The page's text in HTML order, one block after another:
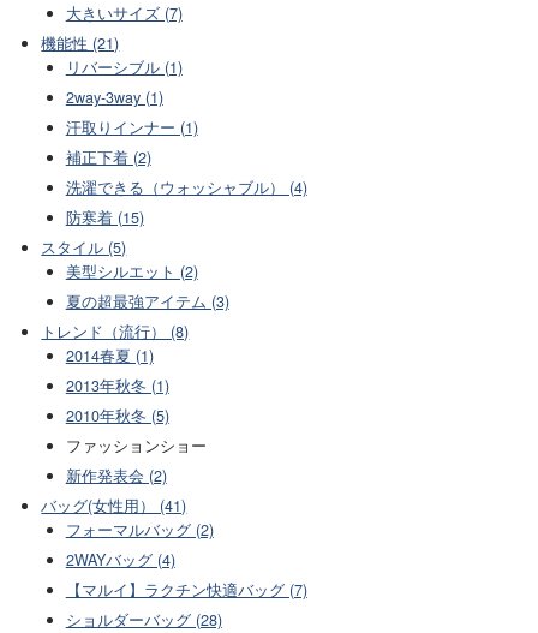
大きいサイズ (7)
機能性 (21)
リバーシブル (1)
2way-3way (1)
汗取りインナー (1)
補正下着 (2)
洗濯できる（ウォッシャブル） (4)
防寒着 (15)
スタイル (5)
美型シルエット (2)
夏の超最強アイテム (3)
トレンド（流行） (8)
2014春夏 (1)
2013年秋冬 (1)
2010年秋冬 (5)
ファッションショー
新作発表会 (2)
バッグ(女性用） (41)
フォーマルバッグ (2)
2WAYバッグ (4)
【マルイ】ラクチン快適バッグ (7)
ショルダーバッグ (28)